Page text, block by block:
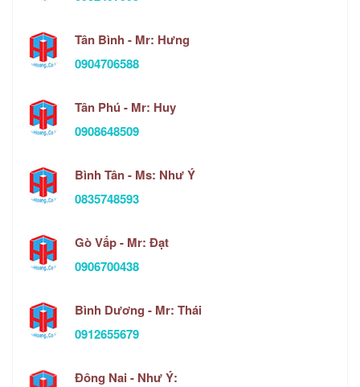
Tân Bình - Mr: Hưng
0904706588
Tân Phú - Mr: Huy
0908648509
Bình Tân - Ms: Như Ý
0835748593
Gò Vấp - Mr: Đạt
0906700438
Bình Dương - Mr: Thái
0912655679
Đông Nai - Như Ý: